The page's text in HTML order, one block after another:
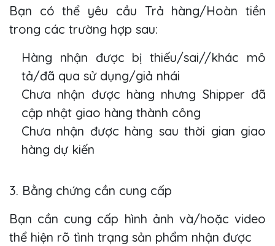
Bạn có thể yêu cầu Trả hàng/Hoàn tiền
trong các trường hợp sau:
Hàng nhận được bị thiếu/sai//khác mô
tả/đã qua sử dụng/giả nhái
Chưa nhận được hàng nhưng Shipper đã
cập nhật giao hàng thành công
Chưa nhận được hàng sau thời gian giao
hàng dự kiến
3. Bằng chứng cần cung cấp
Bạn cần cung cấp hình ảnh và/hoặc video
thể hiện rõ tình trạng sản phẩm nhận được